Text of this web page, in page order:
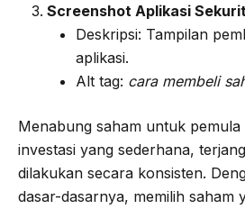
Screenshot Aplikasi
Deskripsi: Tampilan
aplikasi.
Alt tag: cara membeli
Menabung saham untuk pemula
investasi yang sederhana,
dilakukan secara konsisten.
dasar-dasarnya, memilih saham